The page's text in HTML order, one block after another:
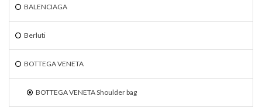
BALENCIAGA
Berluti
BOTTEGA VENETA
BOTTEGA VENETA Shoulder bag